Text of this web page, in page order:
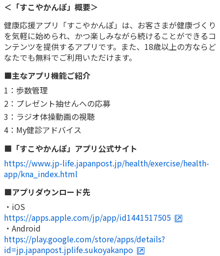
＜「すこやかんぽ」概要＞
健康応援アプリ「すこやかんぽ」は、お客さまが健康づくり
を気軽に始められ、かつ楽しみながら続けることができるコ
ンテンツを提供するアプリです。また、18歳以上の方ならど
なたでも無料でご利用いただけます。
■主なアプリ機能ご紹介
1：歩数管理
2：プレゼント抽せんへの応募
3：ラジオ体操動画の視聴
4：My健診アドバイス
■「すこやかんぽ」アプリ公式サイト
https://www.jp-life.japanpost.jp/health/exercise/health-
app/kna_index.html
■アプリダウンロード先
・iOS
https://apps.apple.com/jp/app/id1441517505
・Android
https://play.google.com/store/apps/details?
id=jp.japanpost.jplife.sukoyakanpo